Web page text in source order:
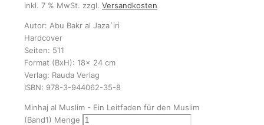
inkl. 7 % MwSt. zzgl. Versandkosten
Autor: Abu Bakr al Jaza`iri
Hardcover
Seiten: 511
Format (BxH): 18x 24 cm
Verlag: Rauda Verlag
ISBN: 978-3-944062-35-8
Minhaj al Muslim - Ein Leitfaden für den Muslim
(Band1) Menge